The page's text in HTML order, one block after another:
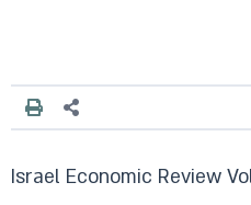
Israel Economic Review